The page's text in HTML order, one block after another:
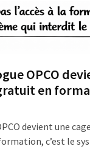
OPCO
en
devient une
formation, c’est le